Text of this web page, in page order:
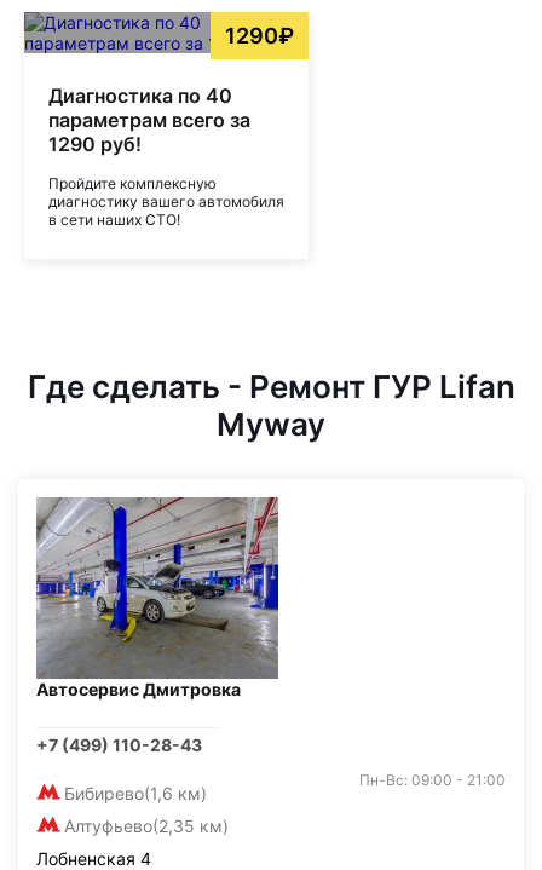
1290₽
Диагностика по 40
параметрам всего за
1290 руб!
Пройдите комплексную
диагностику вашего автомобиля
в сети наших СТО!
Где сделать - Ремонт ГУР Lifan
Myway
Автосервис Дмитровка
+7 (499) 110-28-43
Бибирево(1,6 км)
Алтуфьево(2,35 км)
Пн-Вс: 09:00 - 21:00
Лобненская 4